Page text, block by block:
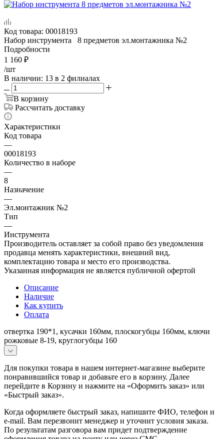
Код товара: 00018193
Набор инструмента 8 предметов эл.монтажника №2
Подробности
1 160 ₽
/шт
В наличии: 13 в 2 филиалах
В корзину
Рассчитать доставку
Характеристики
Код товара
—
00018193
Количество в наборе
—
8
Назначение
—
Эл.монтажник №2
Тип
—
Инструмента
Производитель оставляет за собой право без уведомления
продавца менять характеристики, внешний вид,
комплектацию товара и место его производства.
Указанная информация не является публичной офертой
Описание
Наличие
Как купить
Оплата
отвертка 190*1, кусачки 160мм, плоскогубцы 160мм, ключи
рожковые 8-19, круглогубцы 160
Для покупки товара в нашем интернет-магазине выберите
понравившийся товар и добавьте его в корзину. Далее
перейдите в Корзину и нажмите на «Оформить заказ» или
«Быстрый заказ».
Когда оформляете быстрый заказ, напишите ФИО, телефон и
e-mail. Вам перезвонит менеджер и уточнит условия заказа.
По результатам разговора вам придет подтверждение